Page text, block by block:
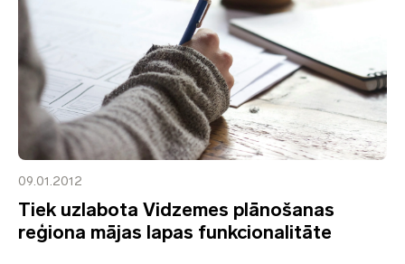
09.01.2012
Tiek uzlabota Vidzemes plānošanas
reģiona mājas lapas funkcionalitāte